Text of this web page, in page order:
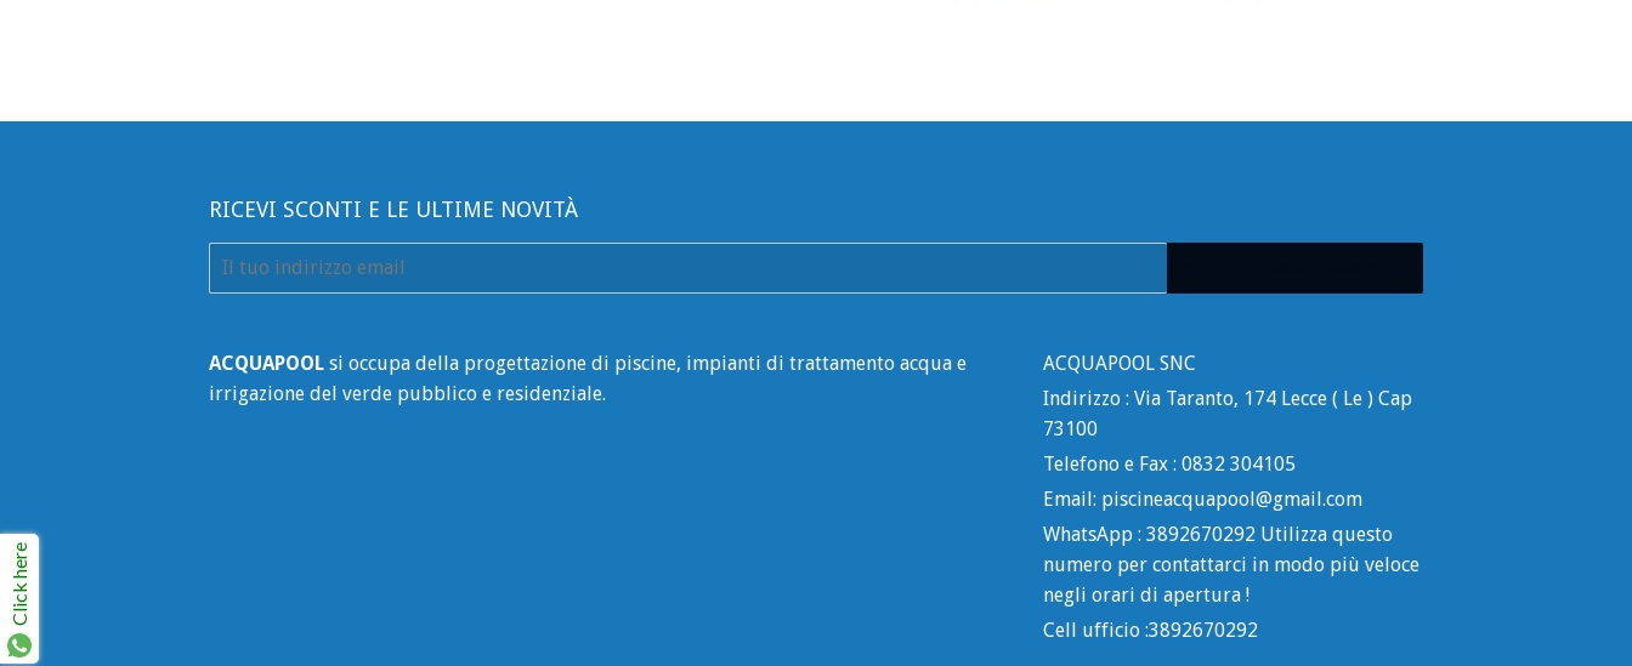
RICEVI SCONTI E LE ULTIME NOVITÀ
E-
ACQUAPOOL si occupa della progettazione di piscine, impianti di trattamento acqua e
irrigazione del verde pubblico e residenziale.
ACQUAPOOL SNC
Indirizzo : Via Taranto, 174 Lecce ( Le ) Cap
73100
Telefono e Fax : 0832 304105
Email: piscineacquapool@gmail.com
WhatsApp : 3892670292 Utilizza questo
numero per contattarci in modo più veloce
negli orari di apertura !
Cell ufficio :3892670292
Click here